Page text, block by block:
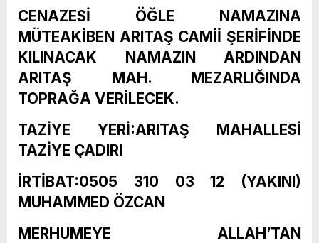
CENAZESİ ÖĞLE NAMAZINA
MÜTEAKİBEN ARITAŞ CAMİİ ŞERİFİNDE
KILINACAK NAMAZIN ARDINDAN
ARITAŞ MAH. MEZARLIĞINDA
TOPRAĞA VERİLECEK.
TAZİYE YERİ:ARITAŞ MAHALLESİ
TAZİYE ÇADIRI
İRTİBAT:0505 310 03 12 (YAKINI)
MUHAMMED ÖZCAN
MERHUMEYE ALLAH’TAN